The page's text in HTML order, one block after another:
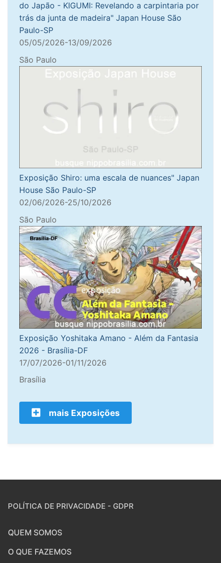
do Japão - KIGUMI: Revelando a carpintaria por
trás da junta de madeira" Japan House São
Paulo-SP
05/05/2026-13/09/2026
São Paulo
Exposição Shiro: uma escala de nuances" Japan
House São Paulo-SP
02/06/2026-25/10/2026
São Paulo
Exposição Yoshitaka Amano - Além da Fantasia
2026 - Brasília-DF
17/07/2026-01/11/2026
Brasília
mais Exposições
POLÍTICA DE PRIVACIDADE - GDPR
QUEM SOMOS
O QUE FAZEMOS